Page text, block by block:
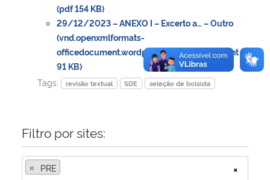
(pdf 154 KB)
29/12/2023 – ANEXO I – Excerto a… – Outro
(vnd.openxmlformats-
officedocument.wordprocessingml.document
91 KB)
Tags:
revisão textual SDE seleção de bolsista
Filtro por sites:
×
× PRE